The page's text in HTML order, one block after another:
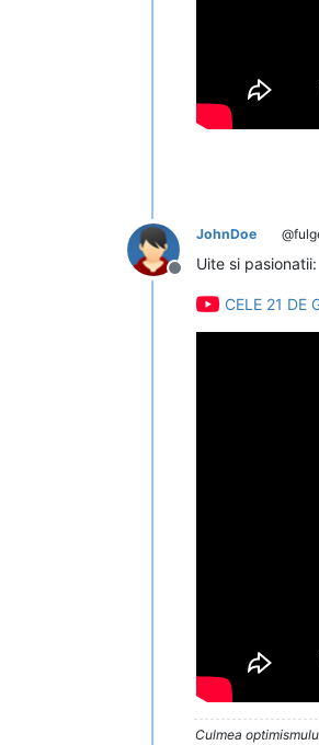
Deconectat
JohnDoe
Uite si pasionatii:
CELE 21 DE
Culmea